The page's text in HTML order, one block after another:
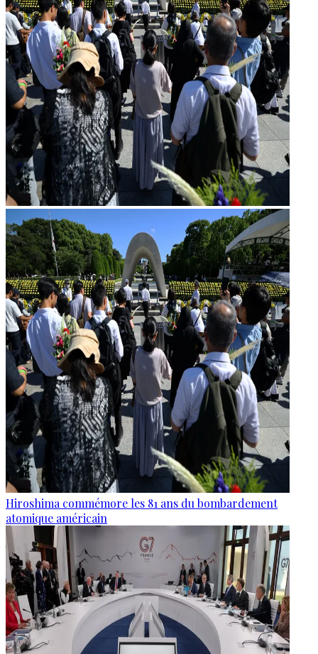
Hiroshima commémore les 81 ans du bombardement
atomique américain